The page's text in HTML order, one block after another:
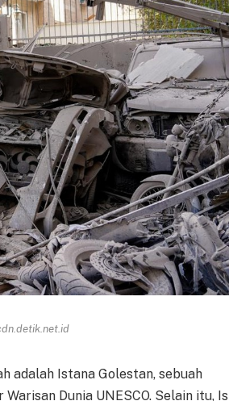
adalah Istana Golestan, sebuah
Dunia UNESCO. Selain itu,